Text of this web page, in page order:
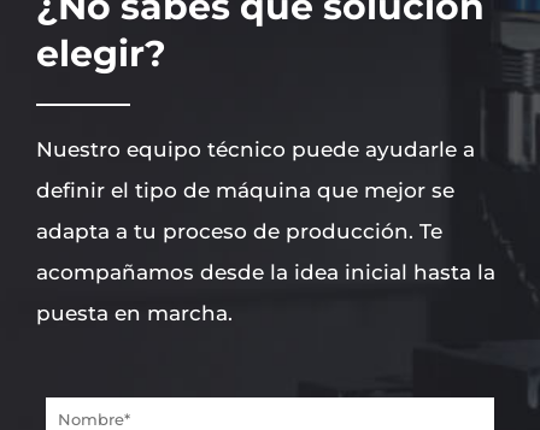
elegir?
Nuestro equipo técnico puede ayudarle a
definir el tipo de máquina que mejor se
adapta a tu proceso de producción. Te
acompañamos desde la idea inicial hasta la
puesta en marcha.